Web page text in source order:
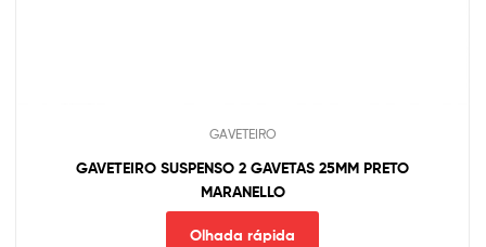
GAVETEIRO
GAVETEIRO SUSPENSO 2 GAVETAS 25MM PRETO
MARANELLO
Olhada rápida